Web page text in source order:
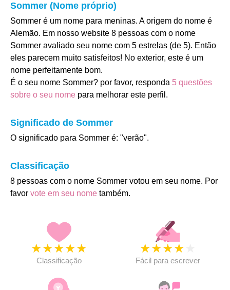
Sommer (Nome próprio)
Sommer é um nome para meninas. A origem do nome é
Alemão. Em nosso website 8 pessoas com o nome
Sommer avaliado seu nome com 5 estrelas (de 5). Então
eles parecem muito satisfeitos! No exterior, este é um
nome perfeitamente bom.
É o seu nome Sommer? por favor, responda 5 questões
sobre o seu nome para melhorar este perfil.
Significado de Sommer
O significado para Sommer é: "verão".
Classificação
8 pessoas com o nome Sommer votou em seu nome. Por
favor vote em seu nome também.
★★★★★
Classificação
★★★★
Fácil para escrever